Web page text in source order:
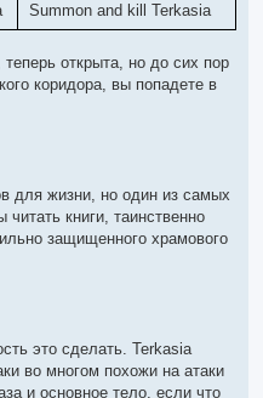
Summon and kill Terkasia
открыта, но до сих пор
коридора, вы попадете в
для жизни, но один из самых
книги, таинственно
защищенного храмового
это сделать. Terkasia
во многом похожи на атаки
и основное тело, если что